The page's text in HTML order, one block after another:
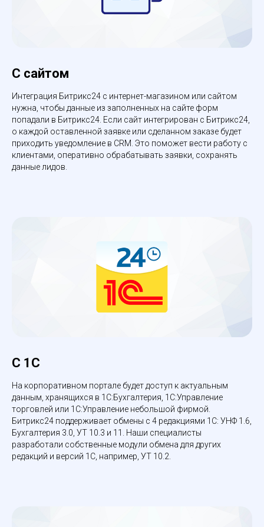
С сайтом
Интеграция Битрикс24 с интернет-магазином или сайтом
нужна, чтобы данные из заполненных на сайте форм
попадали в Битрикс24. Если сайт интегрирован с Битрикс24,
о каждой оставленной заявке или сделанном заказе будет
приходить уведомление в CRM. Это поможет вести работу с
клиентами, оперативно обрабатывать заявки, сохранять
данные лидов.
С 1С
На корпоративном портале будет доступ к актуальным
данным, хранящихся в 1С:Бухгалтерия, 1С:Управление
торговлей или 1С:Управление небольшой фирмой.
Битрикс24 поддерживает обмены с 4 редакциями 1С: УНФ 1.6,
Бухгалтерия 3.0, УТ 10.3 и 11. Наши специалисты
разработали собственные модули обмена для других
редакций и версий 1С, например, УТ 10.2.